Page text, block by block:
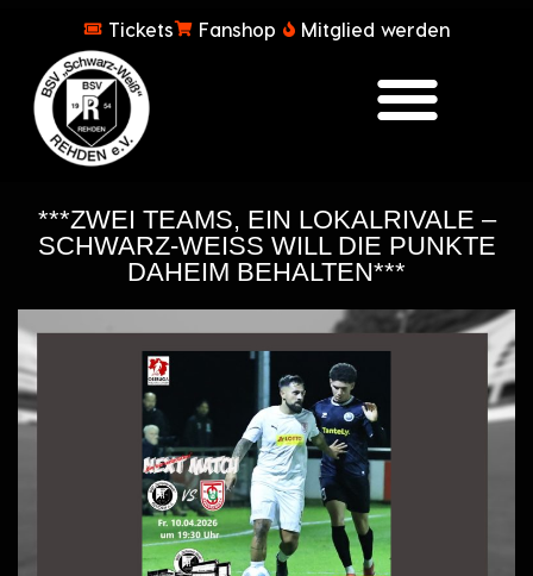
Tickets Fanshop Mitglied werden
***ZWEI TEAMS, EIN LOKALRIVALE –
SCHWARZ-WEISS WILL DIE PUNKTE D
AHEIM BEHALTEN***